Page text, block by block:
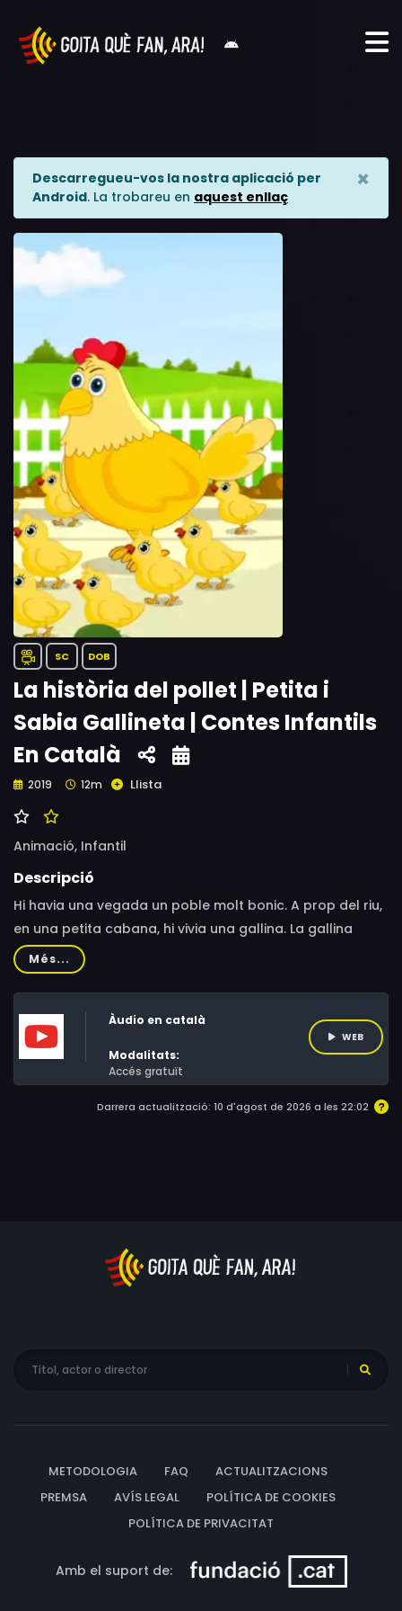
Descarregueu-vos la nostra aplicació per
Android. La trobareu en aquest enllaç
×
SC DOB
La història del pollet | Petita i
Sabia Gallineta | Contes Infantils
En Català
2019 12m Llista
Animació, Infantil
Descripció
Hi havia una vegada un poble molt bonic. A prop del riu,
en una petita cabana, hi vivia una gallina. La gallina
tenia al seu costat 10 ous dels quals en sortien 12
potetes, però n’hi havia dos que continuaven sencers. ...
Més...
Àudio en català
Modalitats:
Accés gratuït
WEB
Darrera actualització: 10 d'agost de 2026 a les 22:02
METODOLOGIA FAQ
ACTUALITZACIONS
PREMSA
AVÍS LEGAL
POLÍTICA DE COOKIES
POLÍTICA DE PRIVACITAT
Amb el suport de: